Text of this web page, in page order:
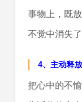
事物上，既
不觉中消失了
4、主动释
把心中的不